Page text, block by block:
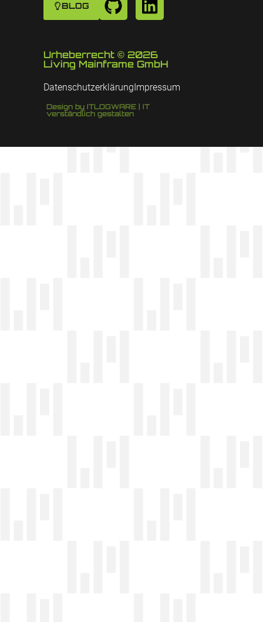
BLOG
Urheberrecht © 2026
Living Mainframe GmbH
DatenschutzerklärungImpressum
Design by ITLOGWARE | IT
verständlich gestalten